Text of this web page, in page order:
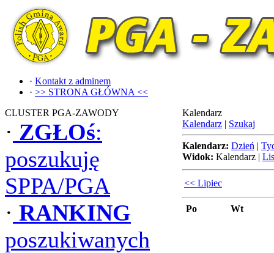
· Kontakt z adminem
· >> STRONA GŁÓWNA <<
CLUSTER PGA-ZAWODY
· ZGŁOś:
poszukuję
SPPA/PGA
· RANKING
poszukiwanych
Kalendarz
Kalendarz | Szukaj
Kalendarz: Dzień |
Widok: Kalendarz |
<< Lipiec
Po Wt